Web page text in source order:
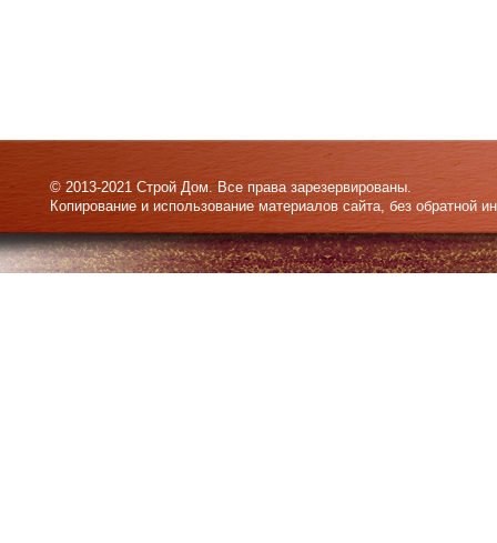
© 2013-2021 Строй Дом. Все права зарезервированы.
Копирование и использование материалов сайта, без обратной